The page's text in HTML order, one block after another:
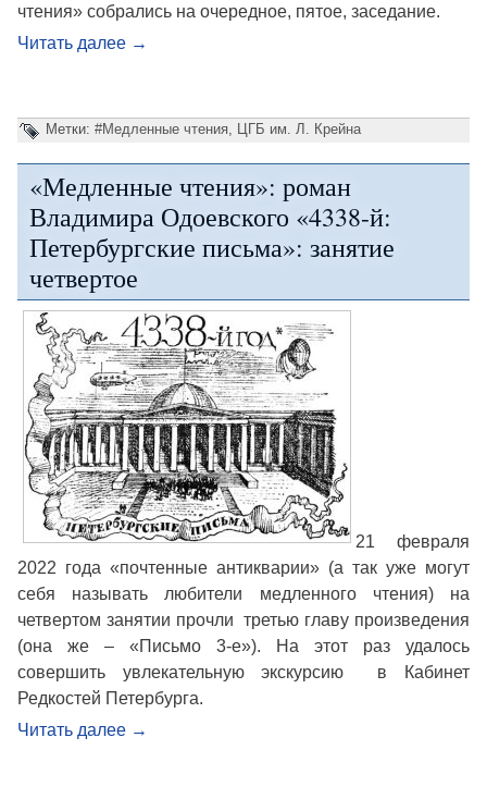
чтения» собрались на очередное, пятое, заседание.
Читать далее →
Метки: #Медленные чтения, ЦГБ им. Л. Крейна
«Медленные чтения»: роман
Владимира Одоевского «4338-й:
Петербургские письма»: занятие
четвертое
21 февраля
2022 года «почтенные антикварии» (а так уже могут
себя называть любители медленного чтения) на
четвертом занятии прочли третью главу произведения
(она же – «Письмо 3-е»). На этот раз удалось
совершить увлекательную экскурсию в Кабинет
Редкостей Петербурга.
Читать далее →